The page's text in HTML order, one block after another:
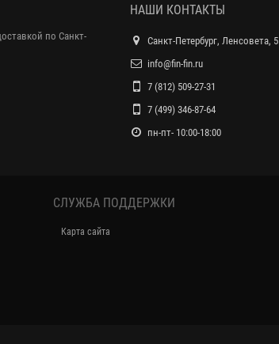
по Санкт-
НАШИ КОНТАКТЫ
Санкт-Петербург, Ленсовета, 5
info@fin-fin.ru
7 (812) 509-27-31
7 (499) 346-87-64
пн-пт- 10:00-18:00
СЛУЖБА ПОДДЕРЖКИ
Карта сайта